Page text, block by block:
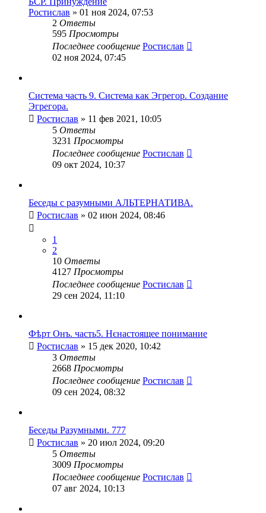
Ростислав » 01 ноя 2024, 07:53
2 Ответы
595 Просмотры
Последнее сообщение Ростислав
02 ноя 2024, 07:45
Система часть 9. Система как Эгрегор. Создание
Эгрегора.
Ростислав » 11 фев 2021, 10:05
5 Ответы
3231 Просмотры
Последнее сообщение Ростислав
09 окт 2024, 10:37
Беседы с разумными АЛЬТЕРНАТИВА.
Ростислав » 02 июн 2024, 08:46
1
2
10 Ответы
4127 Просмотры
Последнее сообщение Ростислав
29 сен 2024, 11:10
Фѣрт Онъ. часть5. Нєнастоящее понимание
Ростислав » 15 дек 2020, 10:42
3 Ответы
2668 Просмотры
Последнее сообщение Ростислав
09 сен 2024, 08:32
Беседы Разумными. 777
Ростислав » 20 июл 2024, 09:20
5 Ответы
3009 Просмотры
Последнее сообщение Ростислав
07 авг 2024, 10:13